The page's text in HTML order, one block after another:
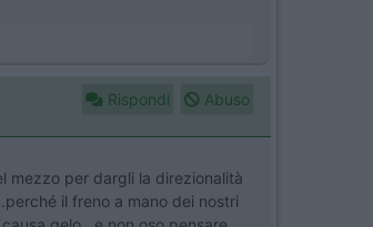
Rispondi Abuso
mezzo per dargli la direzionalità
il freno a mano dei nostri